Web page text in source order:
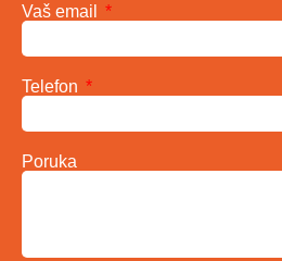
Vaš email
Telefon
Poruka